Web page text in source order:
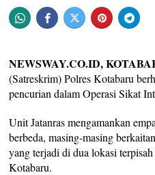
NEWSWAY.CO.ID,
(Satreskrim) Polres Kotabaru
pencurian dalam Operasi Sikat
Unit Jatanras mengamankan
berbeda, masing-masing
yang terjadi di dua lokasi
Kotabaru.